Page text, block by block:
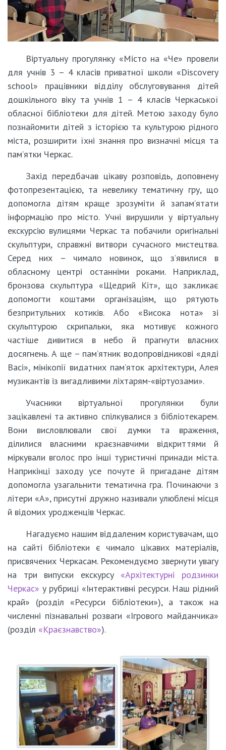
Віртуальну прогулянку «Місто на «Че» провели
для учнів 3 – 4 класів приватної школи «Discovery
school» працівники відділу обслуговування дітей
дошкільного віку та учнів 1 – 4 класів Черкаської
обласної бібліотеки для дітей. Метою заходу було
познайомити дітей з історією та культурою рідного
міста, розширити їхні знання про визначні місця та
пам’ятки Черкас.
Захід передбачав цікаву розповідь, доповнену
фотопрезентацією, та невелику тематичну гру, що
допомогла дітям краще зрозуміти й запам’ятати
інформацію про місто. Учні вирушили у віртуальну
екскурсію вулицями Черкас та побачили оригінальні
скульптури, справжні витвори сучасного мистецтва.
Серед них – чимало новинок, що з’явилися в
обласному центрі останніми роками. Наприклад,
бронзова скульптура «Щедрий Кіт», що закликає
допомогти коштами організаціям, що рятують
безпритульних котиків. Або «Висока нота» зі
скульптурою скрипальки, яка мотивує кожного
частіше дивитися в небо й прагнути власних
досягнень. А ще – пам’ятник водопровідникові «дяді
Васі», мінікопії видатних пам’яток архітектури, Алея
музикантів із вигадливими ліхтарям-«віртуозами».
Учасники віртуальної прогулянки були
зацікавлені та активно спілкувалися з бібліотекарем.
Вони висловлювали свої думки та враження,
ділилися власними краєзнавчими відкриттями й
міркували вголос про інші туристичні принади міста.
Наприкінці заходу усе почуте й пригадане дітям
допомогла узагальнити тематична гра. Починаючи з
літери «А», присутні дружно називали улюблені місця
й відомих уродженців Черкас.
Нагадуємо нашим віддаленим користувачам, що
на сайті бібліотеки є чимало цікавих матеріалів,
присвячених Черкасам. Рекомендуємо звернути увагу
на три випуски екскурсу «Архітектурні родзинки
Черкас» у рубриці «Інтерактивні ресурси. Наш рідний
край» (розділ «Ресурси бібліотеки»), а також на
численні пізнавальні розваги «Ігрового майданчика»
(розділ «Краєзнавство»).